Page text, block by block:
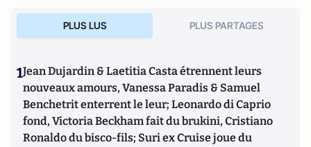
PLUS LUS PLUS PARTAGES
1Jean Dujardin & Laetitia Casta étrennent leurs
nouveaux amours, Vanessa Paradis & Samuel
Benchetrit enterrent le leur; Leonardo di Caprio
fond, Victoria Beckham fait du brukini, Cristiano
Ronaldo du bisco-fils; Suri ex Cruise joue du